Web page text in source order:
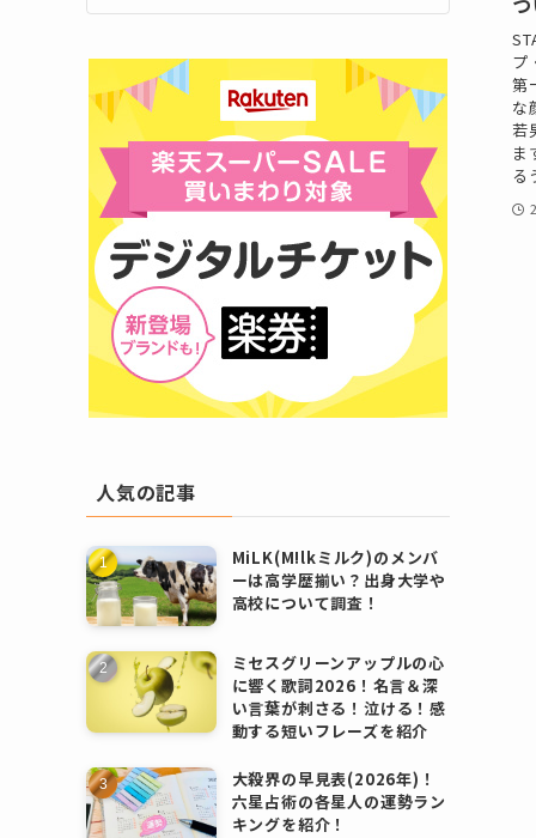
プ
第
な
若
ま
る
人気の記事
MiLK(M!lkミルク)のメンバ
ーは高学歴揃い？出身大学や
高校について調査！
ミセスグリーンアップルの心
に響く歌詞2026！名言＆深
い言葉が刺さる！泣ける！感
動する短いフレーズを紹介
大殺界の早見表(2026年)！
六星占術の各星人の運勢ラン
キングを紹介！